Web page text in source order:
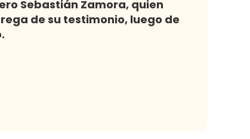
Sebastián Zamora, quien
de su testimonio, luego de